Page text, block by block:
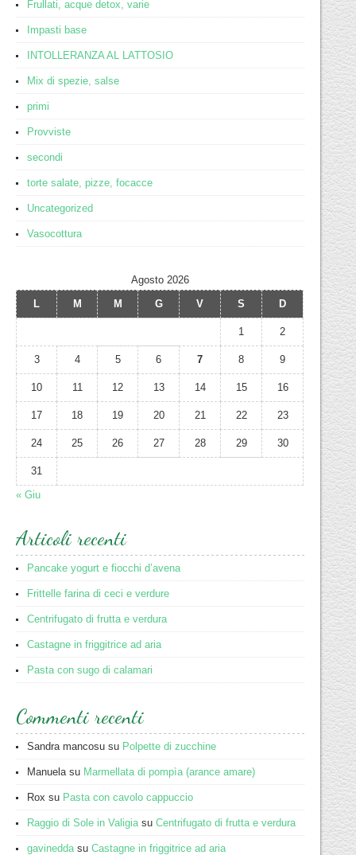
Frullati, acque detox, varie
Impasti base
INTOLLERANZA AL LATTOSIO
Mix di spezie, salse
primi
Provviste
secondi
torte salate, pizze, focacce
Uncategorized
Vasocottura
Agosto 2026
L
M M G V S D
1 2
3 4 5 6 7 8 9
10 11 12 13 14 15 16
17 18 19 20 21 22 23
24 25 26 27 28 29 30
31
« Giu
Articoli recenti
Pancake yogurt e fiocchi d’avena
Frittelle farina di ceci e verdure
Centrifugato di frutta e verdura
Castagne in friggitrice ad aria
Pasta con sugo di calamari
Commenti recenti
Sandra mancosu su Polpette di zucchine
Manuela su Marmellata di pompìa (arance amare)
Rox su Pasta con cavolo cappuccio
Raggio di Sole in Valigia suCentrifugato di frutta e verdura
gavinedda suCastagne in friggitrice ad aria